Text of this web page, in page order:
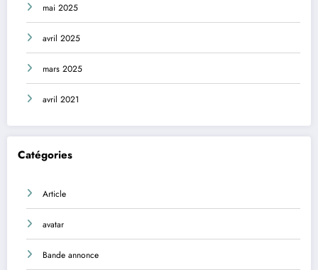
mai 2025
avril 2025
mars 2025
avril 2021
Catégories
Article
avatar
Bande annonce